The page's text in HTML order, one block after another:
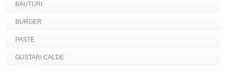
BAUTURI
BURGER
PASTE
GUSTARI CALDE